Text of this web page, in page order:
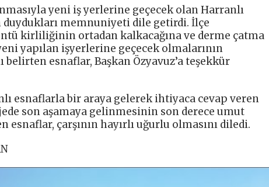
yeni iş yerlerine geçecek olan Harranlı
duydukları memnuniyeti dile getirdi. İlçe
kirliliğinin ortadan kalkacağına ve derme çatma
yapılan işyerlerine geçecek olmalarının
belirten esnaflar, Başkan Özyavuz’a teşekkür
esnaflarla bir araya gelerek ihtiyaca cevap veren
son aşamaya gelinmesinin son derece umut
çarşının hayırlı uğurlu olmasını diledi.